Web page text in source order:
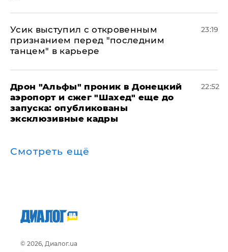
Усик выступил с откровенным
признанием перед "последним
танцем" в карьере
23:19
Дрон "Альфы" проник в Донецкий
аэропорт и сжег "Шахед" еще до
запуска: опубликованы
эксклюзивные кадры
22:52
Смотреть ещё
© 2026, Диалог.ua